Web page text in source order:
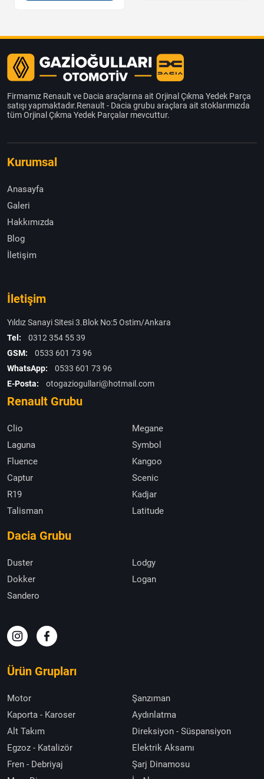
Firmamız Renault ve Dacia araçlarına ait Orjinal Çıkma Yedek Parça
satışı yapmaktadır.Renault - Dacia grubu araçlara ait stoklarımızda
tüm Orjinal Çıkma Yedek Parçalar mevcuttur.
Kurumsal
Anasayfa
Galeri
Hakkımızda
Blog
İletişim
İletişim
Yıldız Sanayi Sitesi 3.Blok No:5 Ostim/Ankara
Tel:
0312 354 55 39
GSM:
0533 601 73 96
WhatsApp:
0533 601 73 96
E-Posta:
otogaziogullari@hotmail.com
Renault Grubu
Clio
Megane
Laguna
Symbol
Fluence
Kangoo
Captur
Scenic
R19
Kadjar
Talisman
Latitude
Dacia Grubu
Duster
Lodgy
Dokker
Logan
Sandero
Ürün Grupları
Motor
Şanzıman
Kaporta - Karoser
Aydınlatma
Alt Takım
Direksiyon - Süspansiyon
Egzoz - Katalizör
Elektrik Aksamı
Fren - Debriyaj
Şarj Dinamosu